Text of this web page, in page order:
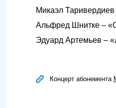
Микаэл
Альфред Шнитке –
Эдуард Артемьев –
Концерт абонемента